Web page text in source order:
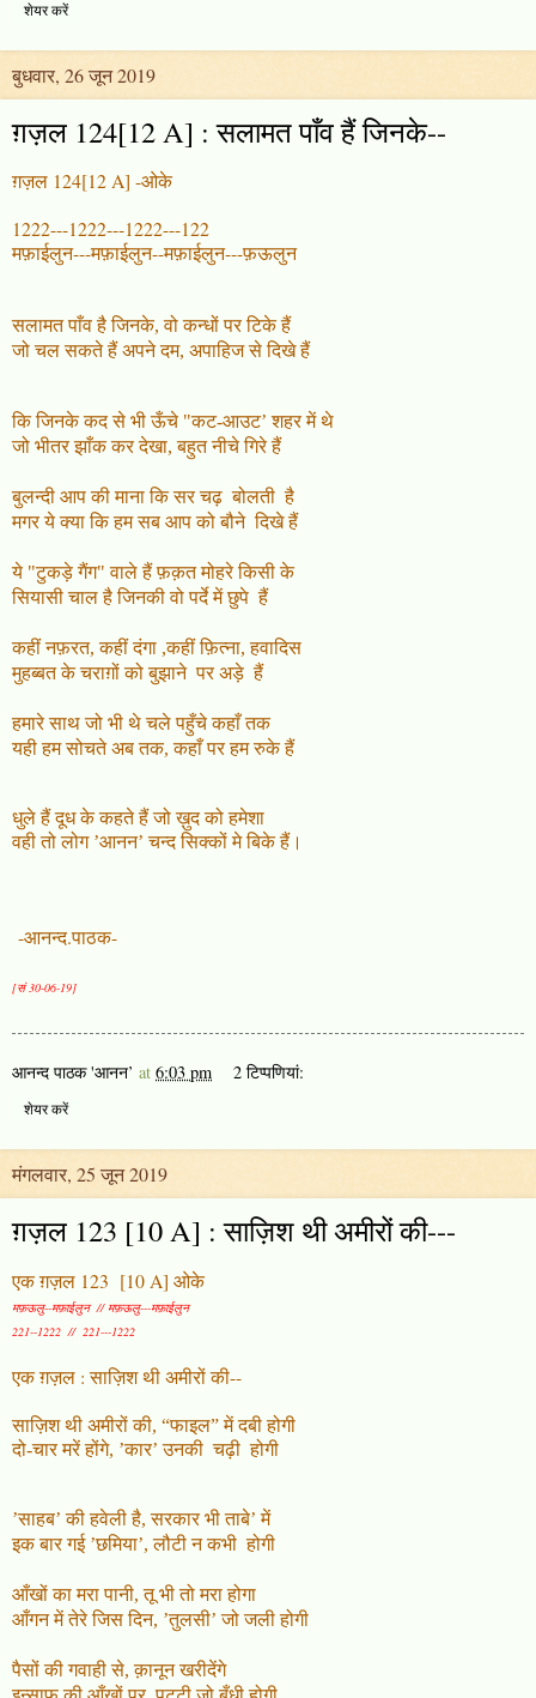
शेयर करें
बुधवार, 26 जून 2019
ग़ज़ल 124[12 A] : सलामत पाँव हैं जिनके--
ग़ज़ल 124[12 A] -ओके
1222---1222---1222---122
मफ़ाईलुन---मफ़ाईलुन--मफ़ाईलुन---फ़ऊलुन
सलामत पाँव है जिनके, वो कन्धों पर टिके हैं
जो चल सकते हैं अपने दम, अपाहिज से दिखे हैं
कि जिनके कद से भी ऊँचे "कट-आउट’ शहर में थे
जो भीतर झाँक कर देखा, बहुत नीचे गिरे हैं
बुलन्दी आप की माना कि सर चढ़ बोलती है
मगर ये क्या कि हम सब आप को बौने दिखे हैं
ये "टुकड़े गैंग" वाले हैं फ़क़त मोहरे किसी के
सियासी चाल है जिनकी वो पर्दे में छुपे हैं
कहीं नफ़रत,कहीं दंगा ,कहीं फ़ित्ना,हवादिस
मुहब्बत के चराग़ों को बुझाने पर अड़े हैं
हमारे साथ जो भी थे चले पहुँचे कहाँ तक
यही हम सोचते अब तक,कहाँ पर हम रुके हैं
धुले हैं दूध के कहते हैं जो ख़ुद को हमेशा
वही तो लोग ’आनन’ चन्द सिक्कों मे बिके हैं।
-आनन्द.पाठक-
[सं 30-06-19]
आनन्द पाठक 'आनन’ at 6:03 pm 2 टिप्‍पणियां:
शेयर करें
मंगलवार, 25 जून 2019
ग़ज़ल 123 [10 A] : साज़िश थी अमीरों की---
एक ग़ज़ल 123 [10 A] ओके
मफ़ऊलु--मफ़ाईलुन // मफ़ऊलु---मफ़ाईलुन
221--1222 // 221---1222
एक ग़ज़ल : साज़िश थी अमीरों की--
साज़िश थी अमीरों की, “फाइल” में दबी होगी
दो-चार मरें होंगे, ’कार’ उनकी चढ़ी होगी
’साहब’ की हवेली है,सरकार भी ताबे’ में
इक बार गई ’छमिया’, लौटी न कभी होगी
आँखों का मरा पानी,तू भी तो मरा होगा
आँगन में तेरे जिस दिन, ’तुलसी’ जो जली होगी
पैसों की गवाही से,क़ानून खरीदेंगे